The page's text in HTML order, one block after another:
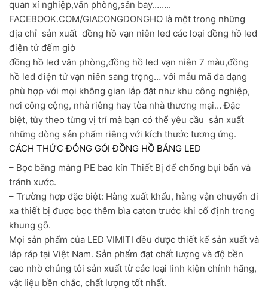
quan xí nghiệp,văn phòng,sân bay……..
FACEBOOK.COM/GIACONGDONGHO là một trong những
địa chỉ sản xuất đồng hồ vạn niên led các loại đồng hồ led
điện tử đếm giờ
đồng hồ led văn phòng,đồng hồ led vạn niên 7 màu,đồng
hồ led điện tử vạn niên sang trọng… với mẫu mã đa dạng
phù hợp với mọi không gian lắp đặt như khu công nghiệp,
nơi công cộng, nhà riêng hay tòa nhà thương mại… Đặc
biệt, tùy theo từng vị trí mà bạn có thể yêu cầu sản xuất
những dòng sản phẩm riêng với kích thước tương ứng.
CÁCH THỨC ĐÓNG GÓI ĐỒNG HỒ BẢNG LED
– Bọc bằng màng PE bao kín Thiết Bị để chống bụi bẩn và
tránh xước.
– Trường hợp đặc biệt: Hàng xuất khẩu, hàng vận chuyển đi
xa thiết bị được bọc thêm bìa caton trước khi cố định trong
khung gỗ.
Mọi sản phẩm của LED VIMITI đều được thiết kế sản xuất và
lắp ráp tại Việt Nam. Sản phẩm đạt chất lượng và độ bền
cao nhờ chúng tôi sản xuất từ các loại linh kiện chính hãng,
vật liệu bền chắc, chất lượng tốt nhất.